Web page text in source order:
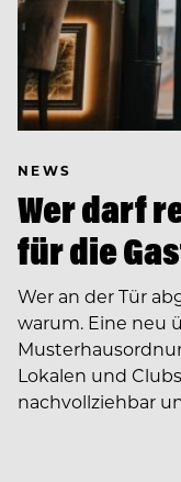
NEWS
Wer darf
für die
Wer an der Tür
warum. Eine neu
Lokalen und
nachvollziehbar